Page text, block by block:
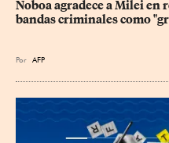
Noboa agradece a Milei en
bandas criminales como
Por AFP